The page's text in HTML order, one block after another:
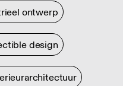
ontwerp
design